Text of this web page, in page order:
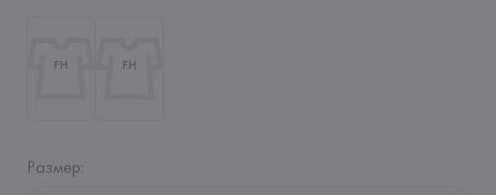
Размер: